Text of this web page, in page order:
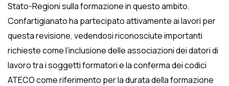
Stato-Regioni sulla formazione in questo ambito.
Confartigianato ha partecipato attivamente ai lavori per
questa revisione, vedendosi riconosciute importanti
richieste come l’inclusione delle associazioni dei datori di
lavoro tra i soggetti formatori e la conferma dei codici
ATECO come riferimento per la durata della formazione